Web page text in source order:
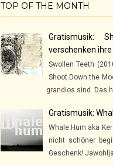
TOP OF THE MONTH
Gratismusik:
verschenken
Swollen Teeth
Shoot Down the
grandios sind. Das
Gratismusik:
Whale Hum aka
nicht schöner
Geschenk!